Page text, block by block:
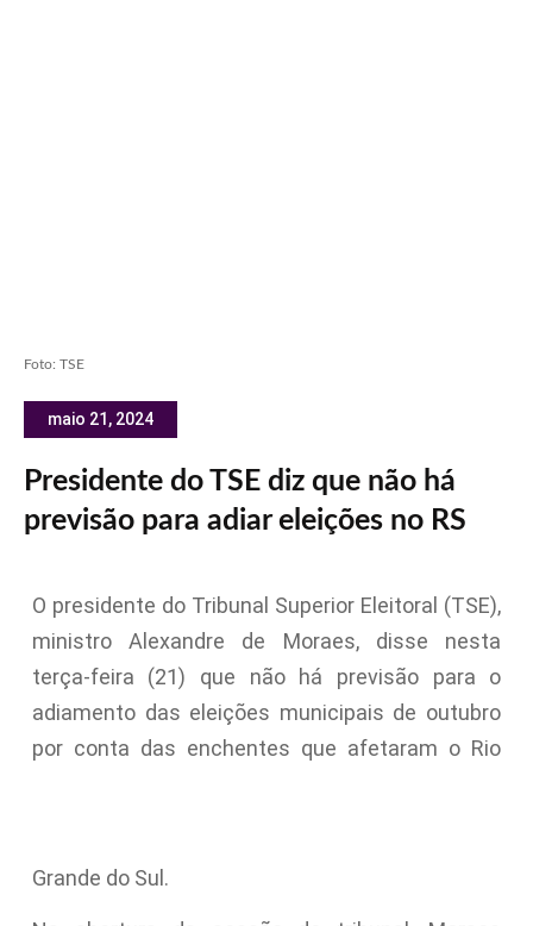
Foto: TSE
maio 21, 2024
Presidente do TSE diz que não há
previsão para adiar eleições no RS
O presidente do Tribunal Superior Eleitoral (TSE),
ministro Alexandre de Moraes, disse nesta
terça-feira (21) que não há previsão para o
adiamento das eleições municipais de outubro
por conta das enchentes que afetaram o Rio
Grande do Sul.